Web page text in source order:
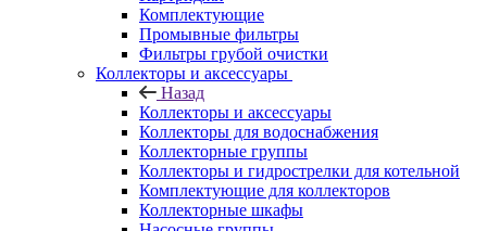
Комплектующие
Промывные фильтры
Фильтры грубой очистки
Коллекторы и аксессуары
Назад
Коллекторы и аксессуары
Коллекторы для водоснабжения
Коллекторные группы
Коллекторы и гидрострелки для котельной
Комплектующие для коллекторов
Коллекторные шкафы